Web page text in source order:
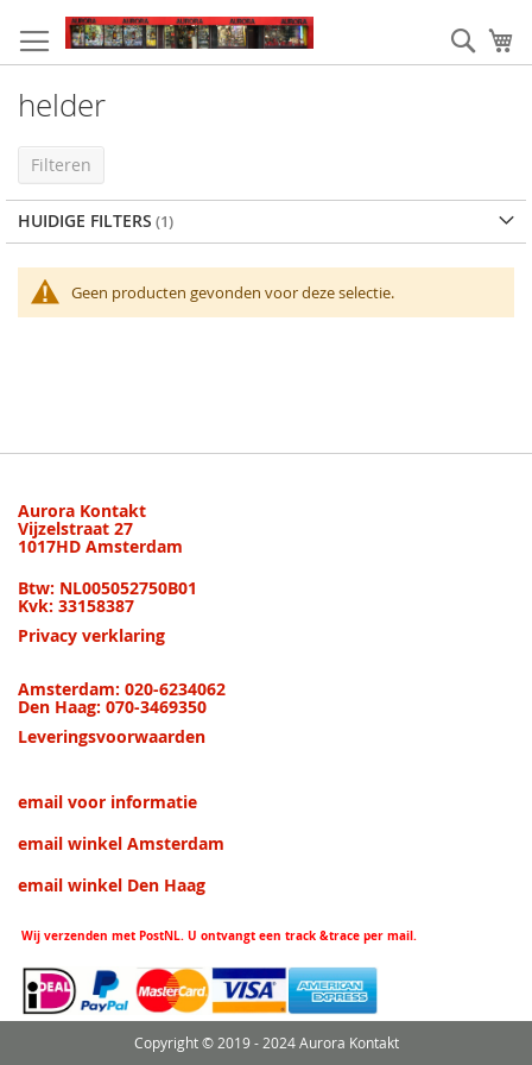
naar
de
Zoek
helder
Geen producten gevonden voor deze selectie.
Filteren
HUIDIGE FILTERS
Aurora Kontakt
Vijzelstraat 27
1017HD Amsterdam
Btw: NL005052750B01
Kvk: 33158387
Privacy verklaring
Amsterdam: 020-6234062
Den Haag: 070-3469350
Leveringsvoorwaarden
email voor informatie
email winkel Amsterdam
email winkel Den Haag
Wij verzenden met PostNL. U ontvangt een track &trace per mail.
Copyright © 2019 - 2024 Aurora Kontakt